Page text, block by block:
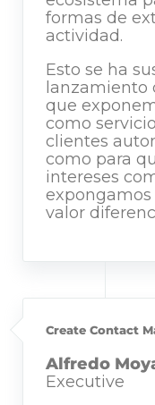
formas de
actividad.
Esto se ha
lanzamiento
que
como
clientes
como para
intereses
valor
Create Contact
Alfredo
Executive